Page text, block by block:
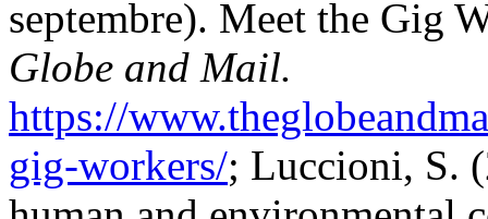
septembre). Meet the Gig
Globe and Mail.
https://
gig-workers/; Luccioni, S.